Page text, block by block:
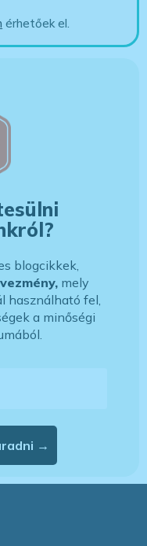
érhetőek el.
blogcikkek,
mely
használható fel,
a minőségi
Nem akarok lemaradni →